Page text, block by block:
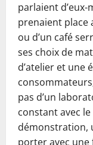
parlaient d’eux-
prenaient place
ou d’un café
ses choix de
d’atelier et une
pas d’un
constant avec
démonstration,
porter avec